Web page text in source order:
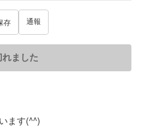
存 通報
れました
ます(^^)